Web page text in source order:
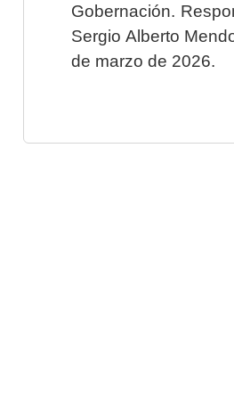
Gobernación.
Sergio Alberto
de marzo de 2026.